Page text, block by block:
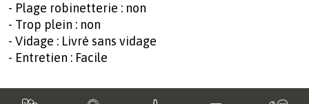
- Plage robinetterie : non
- Trop plein : non
- Vidage : Livré sans vidage
- Entretien : Facile